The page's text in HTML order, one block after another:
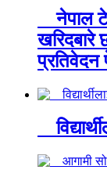
नेपाल
खरिदबारे